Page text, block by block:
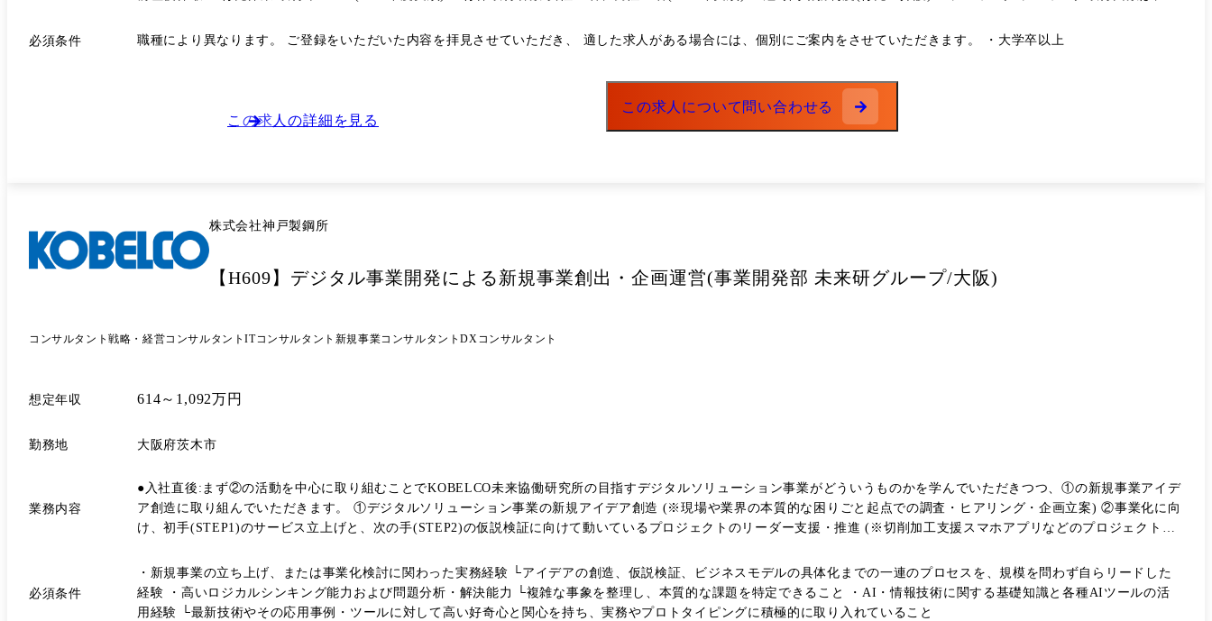
制:コアタイムあり。事業所によって異なります。 ・育児休業からの早期復帰支援制度 └育児休業からの早期復帰を希望するものの、子供を認可保育所に入れることができず
するこができます。 (男女ともに取得可) └日数: 5日/年 * 有給 ※0歳児をもつ男性社員の「育児のための特別休暇取得率」は77.8% 現在目標100%を設定し、取得促進中 ・子供
の看護のための休暇 └小学校就学前までの子どもを育てる従業員は、 子どもの看護等のために休暇を取得することができます。 └日数 : 対象の子どもが1人の場合: 5日まで/年
必須条件 職種により異なります。 ご登録をいただいた内容を拝見させていただき、 適した求人がある場合には、個別にご案内をさせていただきます。 ・大学卒以上
この求人の詳細を見る
この求人について問い合わせる
株式会社神戸製鋼所
【H609】デジタル事業開発による新規事業創出・企画運営(事業開発部 未来研グループ/大阪)
コンサルタント戦略・経営コンサルタントITコンサルタント 新規事業コンサルタントDXコンサルタント
想定年収 614～1,092万円
勤務地 大阪府茨木市
業務内容
●入社直後:まず②の活動を中心に取り組むことでKOBELCO未来協働研究所の目指すデジタルソリューション事業がどういうものかを学んでいただきつつ、①の新規事業アイデ
ア創造に取り組んでいただきます。 ①デジタルソリューション事業の新規アイデア創造 (※現場や業界の本質的な困りごと起点での調査・ヒアリング・企画立案) ②事業化に向
け、初手(STEP1)のサービス立上げと、次の手(STEP2)の仮説検証に向けて動いているプロジェクトのリーダー支援・推進 (※切削加工支援スマホアプリなどのプロジェクトに
の量と質を高めていくことを期待しています。また、並行して「KOBELCO未来協働研究所」の組織全体の企画・運営(AIも活用した事業開発プロセスの革新や事業立上げの仕
組み・体制づくり)にも携わっていただきます。 ●業務比率: ・新規事業アイデアのゼロイチ創出業務:約40% ・既存プロジェクトの推進・支援業務:約40% ・組織の企画・運営
業務:約20% ※入社直後は①と②を50%ずつのイメージで動き、組織の理解に合わせて上記比率へ移行していく想定です。 ●プロジェクト例、規模:切削加工プロジェクトの
必須条件
・新規事業の立ち上げ、または事業化検討に関わった実務経験 └アイデアの創造、仮説検証、ビジネスモデルの具体化までの一連のプロセスを、規模を問わず自らリードした
経験 ・高いロジカルシンキング能力および問題分析・解決能力 └複雑な事象を整理し、本質的な課題を特定できること ・AI・情報技術に関する基礎知識と各種AIツールの活
用経験 └最新技術やその応用事例・ツールに対して高い好奇心と関心を持ち、実務やプロトタイピングに積極的に取り入れていること